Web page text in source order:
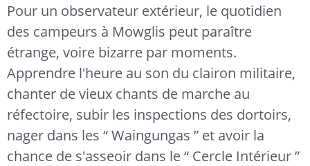
Pour un observateur extérieur, le quotidien
des campeurs à Mowglis peut paraître
étrange, voire bizarre par moments.
Apprendre l'heure au son du clairon militaire,
chanter de vieux chants de marche au
réfectoire, subir les inspections des dortoirs,
nager dans les “ Waingungas ” et avoir la
chance de s'asseoir dans le “ Cercle Intérieur ”